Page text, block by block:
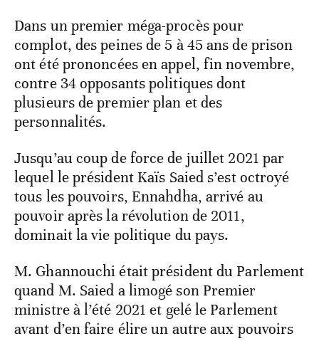
Dans un premier méga-procès pour
complot, des peines de 5 à 45 ans de prison
ont été prononcées en appel, fin novembre,
contre 34 opposants politiques dont
plusieurs de premier plan et des
personnalités.
Jusqu’au coup de force de juillet 2021 par
lequel le président Kaïs Saied s’est octroyé
tous les pouvoirs, Ennahdha, arrivé au
pouvoir après la révolution de 2011,
dominait la vie politique du pays.
M. Ghannouchi était président du Parlement
quand M. Saied a limogé son Premier
ministre à l’été 2021 et gelé le Parlement
avant d’en faire élire un autre aux pouvoirs